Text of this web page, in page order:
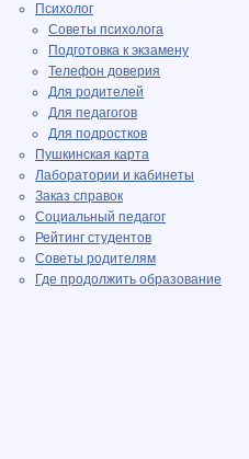
Психолог
Советы психолога
Подготовка к экзамену
Телефон доверия
Для родителей
Для педагогов
Для подростков
Пушкинская карта
Лаборатории и кабинеты
Заказ справок
Социальный педагог
Рейтинг студентов
Советы родителям
Где продолжить образование